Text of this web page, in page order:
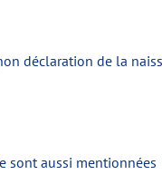
déclaration de la
sont aussi mentionnées